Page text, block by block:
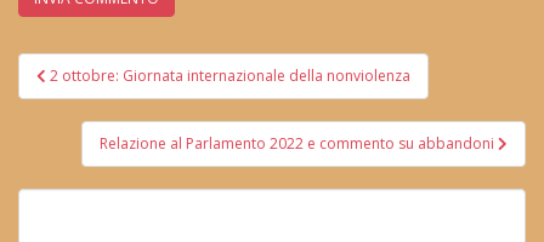
Navigazione
articoli
2 ottobre: Giornata internazionale della nonviolenza
Relazione al Parlamento 2022 e commento su abbandoni